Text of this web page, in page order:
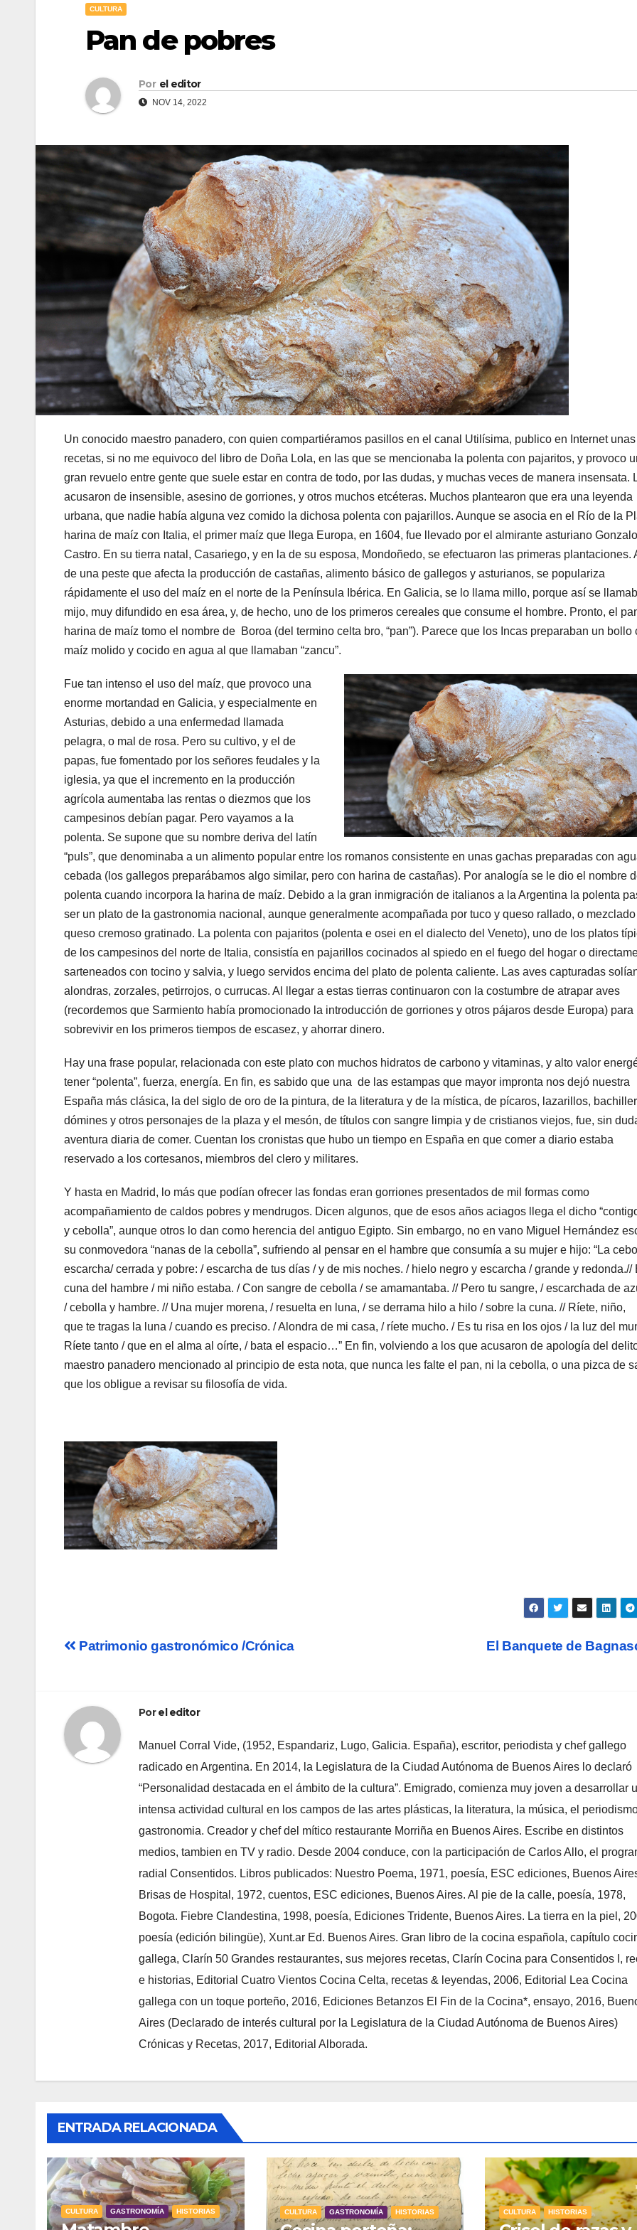
CULTURA
Pan de pobres
Por el editor
NOV 14, 2022
Un conocido maestro panadero, con quien compartiéramos pasillos en el canal Utilísima, publico en Internet unas
recetas, si no me equivoco del libro de Doña Lola, en las que se mencionaba la polenta con pajaritos, y provoco
gran revuelo entre gente que suele estar en contra de todo, por las dudas, y muchas veces de manera insensata.
acusaron de insensible, asesino de gorriones, y otros muchos etcéteras. Muchos plantearon que era una leyenda
urbana, que nadie había alguna vez comido la dichosa polenta con pajarillos. Aunque se asocia en el Río de la
harina de maíz con Italia, el primer maíz que llega Europa, en 1604, fue llevado por el almirante asturiano
Castro. En su tierra natal, Casariego, y en la de su esposa, Mondoñedo, se efectuaron las primeras plantaciones.
de una peste que afecta la producción de castañas, alimento básico de gallegos y asturianos, se populariza
rápidamente el uso del maíz en el norte de la Península Ibérica. En Galicia, se lo llama millo, porque así se
mijo, muy difundido en esa área, y, de hecho, uno de los primeros cereales que consume el hombre. Pronto, el
harina de maíz tomo el nombre de Boroa (del termino celta bro, “pan”). Parece que los Incas preparaban un bollo
maíz molido y cocido en agua al que llamaban “zancu”.
Fue tan intenso el uso del maíz, que provoco una
enorme mortandad en Galicia, y especialmente en
Asturias, debido a una enfermedad llamada
pelagra, o mal de rosa. Pero su cultivo, y el de
papas, fue fomentado por los señores feudales y la
iglesia, ya que el incremento en la producción
agrícola aumentaba las rentas o diezmos que los
campesinos debían pagar. Pero vayamos a la
polenta. Se supone que su nombre deriva del latín
“puls”, que denominaba a un alimento popular entre los romanos consistente en unas gachas preparadas con
cebada (los gallegos preparábamos algo similar, pero con harina de castañas). Por analogía se le dio el nombre
polenta cuando incorpora la harina de maíz. Debido a la gran inmigración de italianos a la Argentina la polenta
ser un plato de la gastronomia nacional, aunque generalmente acompañada por tuco y queso rallado, o
queso cremoso gratinado. La polenta con pajaritos (polenta e osei en el dialecto del Veneto), uno de los platos
de los campesinos del norte de Italia, consistía en pajarillos cocinados al spiedo en el fuego del hogar o
sarteneados con tocino y salvia, y luego servidos encima del plato de polenta caliente. Las aves capturadas
alondras, zorzales, petirrojos, o currucas. Al llegar a estas tierras continuaron con la costumbre de atrapar aves
(recordemos que Sarmiento había promocionado la introducción de gorriones y otros pájaros desde Europa) para
sobrevivir en los primeros tiempos de escasez, y ahorrar dinero.
Hay una frase popular, relacionada con este plato con muchos hidratos de carbono y vitaminas, y alto valor
tener “polenta”, fuerza, energía. En fin, es sabido que una de las estampas que mayor impronta nos dejó nuestra
España más clásica, la del siglo de oro de la pintura, de la literatura y de la mística, de pícaros, lazarillos,
dómines y otros personajes de la plaza y el mesón, de títulos con sangre limpia y de cristianos viejos, fue, sin
aventura diaria de comer. Cuentan los cronistas que hubo un tiempo en España en que comer a diario estaba
reservado a los cortesanos, miembros del clero y militares.
Y hasta en Madrid, lo más que podían ofrecer las fondas eran gorriones presentados de mil formas como
acompañamiento de caldos pobres y mendrugos. Dicen algunos, que de esos años aciagos llega el dicho
y cebolla”, aunque otros lo dan como herencia del antiguo Egipto. Sin embargo, no en vano Miguel Hernández
su conmovedora “nanas de la cebolla”, sufriendo al pensar en el hambre que consumía a su mujer e hijo: “La
escarcha/ cerrada y pobre: / escarcha de tus días / y de mis noches. / hielo negro y escarcha / grande y redonda.//
cuna del hambre / mi niño estaba. / Con sangre de cebolla / se amamantaba. // Pero tu sangre, / escarchada de
/ cebolla y hambre. // Una mujer morena, / resuelta en luna, / se derrama hilo a hilo / sobre la cuna. // Ríete, niño,
que te tragas la luna / cuando es preciso. / Alondra de mi casa, / ríete mucho. / Es tu risa en los ojos / la luz del
Ríete tanto / que en el alma al oírte, / bata el espacio…” En fin, volviendo a los que acusaron de apología del
maestro panadero mencionado al principio de esta nota, que nunca les falte el pan, ni la cebolla, o una pizca de
que los obligue a revisar su filosofía de vida.
Navegación
entradas
El Banquete de
Patrimonio gastronómico /Crónica
Porel editor
Manuel Corral Vide, (1952, Espandariz, Lugo, Galicia. España), escritor, periodista y chef gallego
radicado en Argentina. En 2014, la Legislatura de la Ciudad Autónoma de Buenos Aires lo declaró
“Personalidad destacada en el ámbito de la cultura”. Emigrado, comienza muy joven a desarrollar
intensa actividad cultural en los campos de las artes plásticas, la literatura, la música, el
gastronomia. Creador y chef del mítico restaurante Morriña en Buenos Aires. Escribe en distintos
medios, tambien en TV y radio. Desde 2004 conduce, con la participación de Carlos Allo, el
radial Consentidos. Libros publicados: Nuestro Poema, 1971, poesía, ESC ediciones, Buenos
Brisas de Hospital, 1972, cuentos, ESC ediciones, Buenos Aires. Al pie de la calle, poesía, 1978,
Bogota. Fiebre Clandestina, 1998, poesía, Ediciones Tridente, Buenos Aires. La tierra en la piel,
poesía (edición bilingüe), Xunt.ar Ed. Buenos Aires. Gran libro de la cocina española, capítulo
gallega, Clarín 50 Grandes restaurantes, sus mejores recetas, Clarín Cocina para Consentidos I,
e historias, Editorial Cuatro Vientos Cocina Celta, recetas & leyendas, 2006, Editorial Lea Cocina
gallega con un toque porteño, 2016, Ediciones Betanzos El Fin de la Cocina*, ensayo, 2016,
Aires (Declarado de interés cultural por la Legislatura de la Ciudad Autónoma de Buenos Aires)
Crónicas y Recetas, 2017, Editorial Alborada.
ENTRADA RELACIONADA
CULTURA GASTRONOMÍA HISTORIAS CULTURA GASTRONOMÍA HISTORIAS CULTURA HISTORIAS